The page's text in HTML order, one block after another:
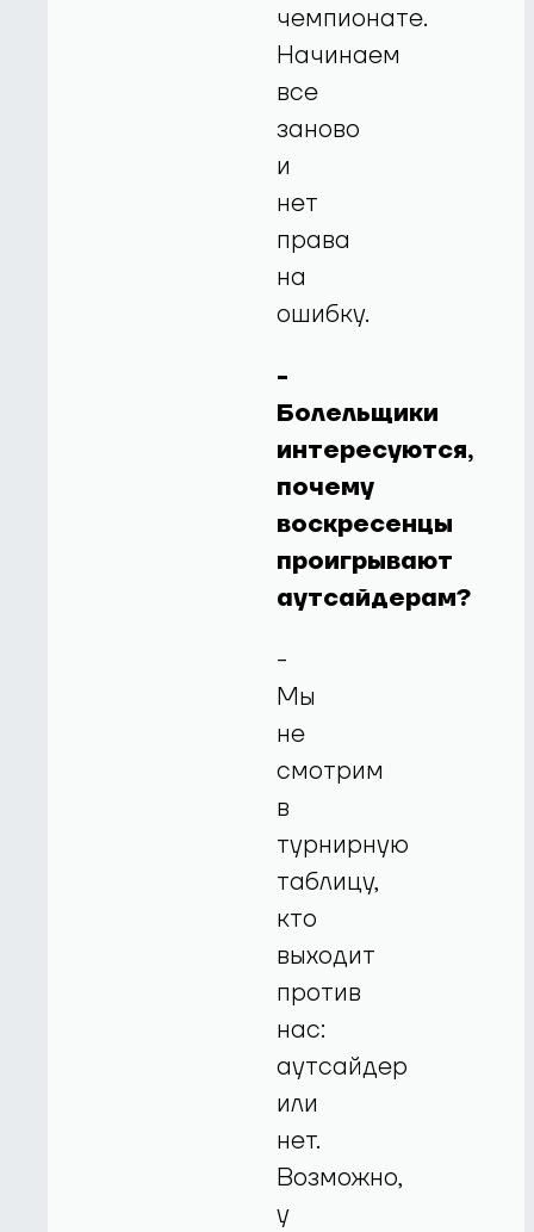
чемпионате.
Начинаем
все
заново
и
нет
права
на
ошибку.
-
Болельщики
интересуются,
почему
воскресенцы
проигрывают
аутсайдерам?
-
Мы
не
смотрим
в
турнирную
таблицу,
кто
выходит
против
нас:
аутсайдер
или
нет.
Возможно,
у